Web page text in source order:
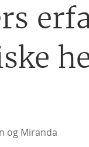
og Miranda